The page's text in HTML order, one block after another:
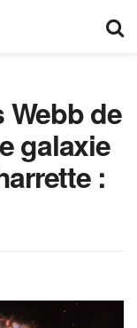
Webb de
galaxie
: